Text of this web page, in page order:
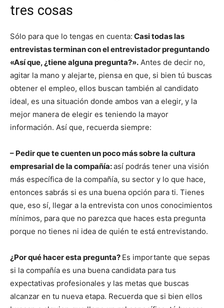
tres cosas
Sólo para que lo tengas en cuenta: Casi todas las
entrevistas terminan con el entrevistador preguntando
«Así que, ¿tiene alguna pregunta?». Antes de decir no,
agitar la mano y alejarte, piensa en que, si bien tú buscas
obtener el empleo, ellos buscan también al candidato
ideal, es una situación donde ambos van a elegir, y la
mejor manera de elegir es teniendo la mayor
información. Así que, recuerda siempre:
– Pedir que te cuenten un poco más sobre la cultura
empresarial de la compañía:así podrás tener una visión
más específica de la compañía, su sector y lo que hace,
entonces sabrás si es una buena opción para ti. Tienes
que, eso sí, llegar a la entrevista con unos conocimientos
mínimos, para que no parezca que haces esta pregunta
porque no tienes ni idea de quién te está entrevistando.
¿Por qué hacer esta pregunta? Es importante que sepas
si la compañía es una buena candidata para tus
expectativas profesionales y las metas que buscas
alcanzar en tu nueva etapa. Recuerda que si bien ellos